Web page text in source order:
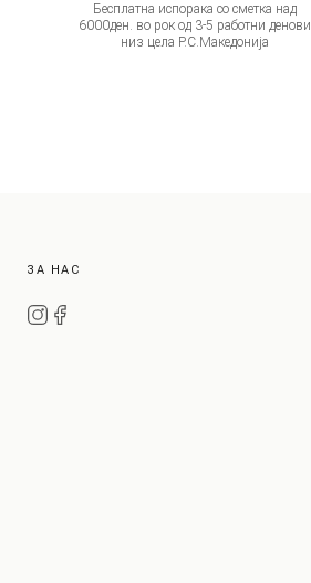
Бесплатна испорака со сметка над
6000ден. во рок од 3-5 работни денови
низ цела Р.С.Македонија
ЗА НАС